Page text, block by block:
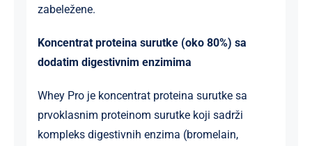
zabeležene.
Koncentrat proteina surutke (oko 80%) sa
dodatim digestivnim enzimima
Whey Pro je koncentrat proteina surutke sa
prvoklasnim proteinom surutke koji sadrži
kompleks digestivnih enzima (bromelain,